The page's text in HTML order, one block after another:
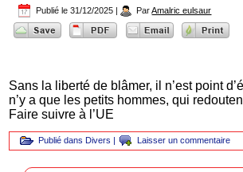
Publié le 31/12/2025 | Par Amalric eulsaur
Sans la liberté de blâmer, il n’est point
n’y a que les petits hommes, qui
Faire suivre à l’UE
Publié dans Divers | Laisser un commentaire